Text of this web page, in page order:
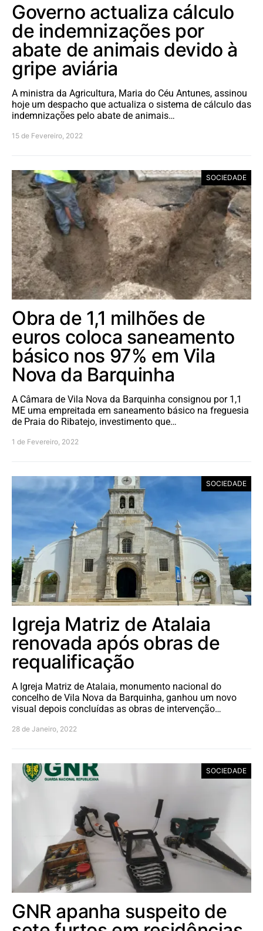
Governo actualiza cálculo
de indemnizações por
abate de animais devido à
gripe aviária
A ministra da Agricultura, Maria do Céu Antunes, assinou
hoje um despacho que actualiza o sistema de cálculo das
indemnizações pelo abate de animais…
15 de Fevereiro, 2022
SOCIEDADE
Obra de 1,1 milhões de
euros coloca saneamento
básico nos 97% em Vila
Nova da Barquinha
A Câmara de Vila Nova da Barquinha consignou por 1,1
ME uma empreitada em saneamento básico na freguesia
de Praia do Ribatejo, investimento que…
1 de Fevereiro, 2022
SOCIEDADE
Igreja Matriz de Atalaia
renovada após obras de
requalificação
A Igreja Matriz de Atalaia, monumento nacional do
concelho de Vila Nova da Barquinha, ganhou um novo
visual depois concluídas as obras de intervenção…
28 de Janeiro, 2022
SOCIEDADE
GNR apanha suspeito de